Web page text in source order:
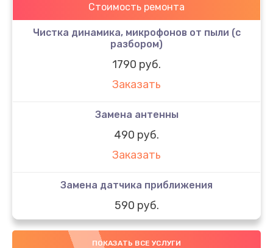
Стоимость ремонта
Чистка динамика, микрофонов от пыли (с
разбором)
1790 руб.
Заказать
Замена антенны
490 руб.
Заказать
Замена датчика приближения
590 руб.
Заказать
ПОКАЗАТЬ ВСЕ УСЛУГИ